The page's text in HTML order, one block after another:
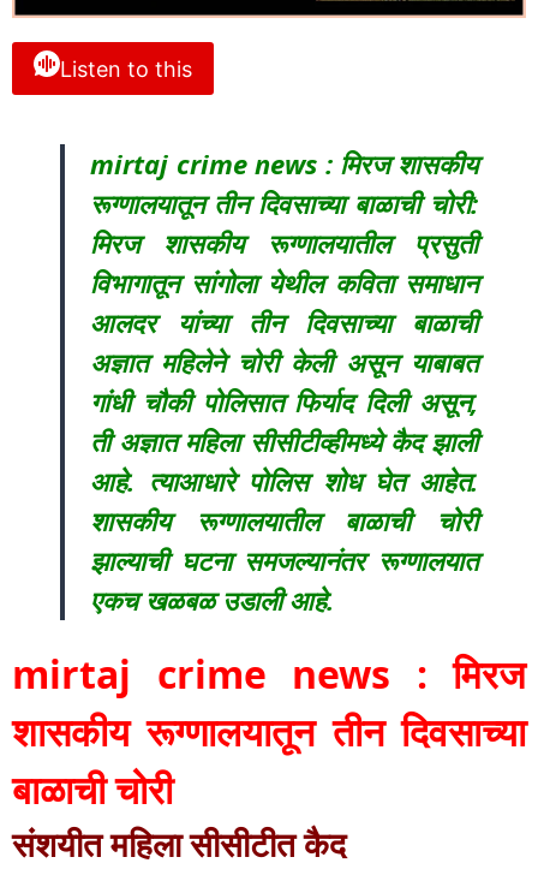
Listen to this
mirtaj crime news : मिरज शासकीय
रूग्णालयातून तीन दिवसाच्या बाळाची चोरी:
मिरज शासकीय रूग्णालयातील प्रसुती
विभागातून सांगोला येथील कविता समाधान
आलदर यांच्या तीन दिवसाच्या बाळाची
अज्ञात महिलेने चोरी केली असून याबाबत
गांधी चौकी पोलिसात फिर्याद दिली असून,
ती अज्ञात महिला सीसीटीव्हीमध्ये कैद झाली
आहे. त्याआधारे पोलिस शोध घेत आहेत.
शासकीय रूग्णालयातील बाळाची चोरी
झाल्याची घटना समजल्यानंतर रूग्णालयात
एकच खळबळ उडाली आहे.
mirtaj crime news : मिरज
शासकीय रूग्णालयातून तीन दिवसाच्या
बाळाची चोरी
संशयीत महिला सीसीटीत कैद